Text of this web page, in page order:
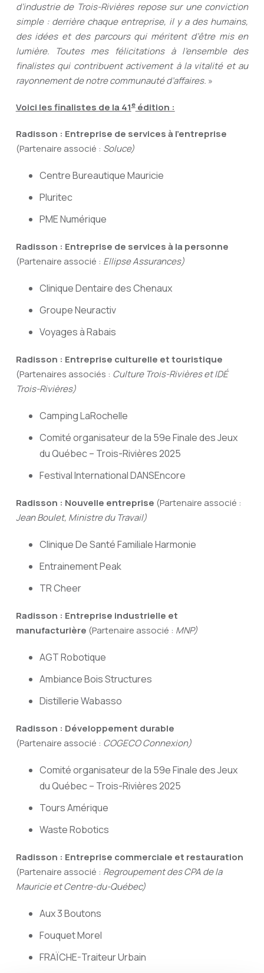
d’industrie de Trois-Rivières repose sur une conviction
simple : derrière chaque entreprise, il y a des humains,
des idées et des parcours qui méritent d’être mis en
lumière. Toutes mes félicitations à l’ensemble des
finalistes qui contribuent activement à la vitalité et au
rayonnement de notre communauté d’affaires. »
Voici les finalistes de la 41eédition :
Radisson : Entreprise de services à l’entreprise
(Partenaire associé : Soluce)
Centre Bureautique Mauricie
Pluritec
PME Numérique
Radisson : Entreprise de services à la personne
(Partenaire associé : Ellipse Assurances)
Clinique Dentaire des Chenaux
Groupe Neuractiv
Voyages à Rabais
Radisson : Entreprise culturelle et touristique
(Partenaires associés : Culture Trois-Rivières et IDÉ
Trois-Rivières)
Camping LaRochelle
Comité organisateur de la 59e Finale des Jeux
du Québec – Trois-Rivières 2025
Festival International DANSEncore
Radisson : Nouvelle entreprise (Partenaire associé :
Jean Boulet, Ministre du Travail)
Clinique De Santé Familiale Harmonie
Entrainement Peak
TR Cheer
Radisson : Entreprise industrielle et
manufacturière (Partenaire associé : MNP)
AGT Robotique
Ambiance Bois Structures
Distillerie Wabasso
Radisson : Développement durable
(Partenaire associé : COGECO Connexion)
Comité organisateur de la 59e Finale des Jeux
du Québec – Trois-Rivières 2025
Tours Amérique
Waste Robotics
Radisson : Entreprise commerciale et restauration
(Partenaire associé : Regroupement des CPA de la
Mauricie et Centre-du-Québec)
Aux 3 Boutons
Fouquet Morel
FRAÏCHE-Traiteur Urbain